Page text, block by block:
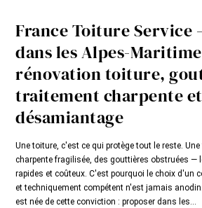
France Toiture Service
dans les Alpes-
rénovation toiture,
traitement charpente et
désamiantage
Une toiture, c'est ce qui protège tout le reste.
charpente fragilisée, des gouttières obstruées —
rapides et coûteux. C'est pourquoi le choix d'un
et techniquement compétent n'est jamais
est née de cette conviction : proposer dans les...